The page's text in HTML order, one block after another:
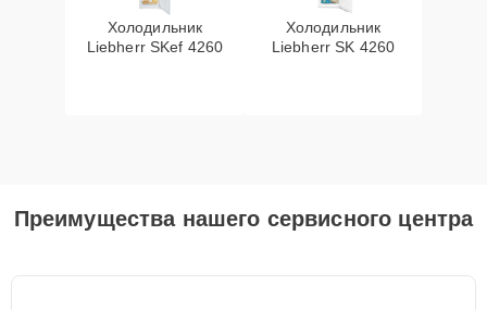
Холодильник
Liebherr SKef 4260
Холодильник
Liebherr SK 4260
Преимущества нашего сервисного центра